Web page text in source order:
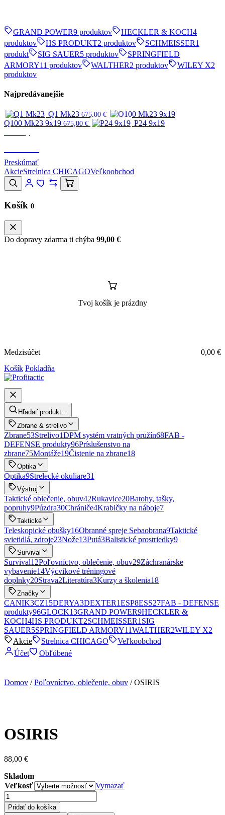
GRAND POWER9 produktov HECKLER & KOCH4
produktov
HS PRODUKT2 produktov SCHMEISSER1
produkt
SIG SAUER5 produktov
SPRINGFIELD
ARMORY11 produktov WALTHER2 produktov WILEY X2
produktov
Najpredávanejšie
Q1 Mk23 675,00 €
Q100 Mk23 9x19 675,00 €
P24 9x19
Preskúmať
AkcieStrelnica CHICAGOVeľkoobchod
Košík 0
Do dopravy zdarma ti chýba 99,00 €
Tvoj košík je prázdny
Medzisúčet 0,00 €
Košík Pokladňa
Hľadať produkt…
Zbrane & strelivo
Zbrane53Strelivo1DPM systém vratných pružín68FAB -
DEFENSE produkty96Príslušenstvo na
zbrane75Montáže19Čistenie na zbrane18
Optika
Optika9Strelecké okuliare31
Výstroj
Taktické oblečenie, obuv42Rukavice20Batohy, tašky,
popruhy9Púzdra30Chrániče4Krabičky na náboje7
Taktické
Teleskopické obušky16Obranné spreje Sebaobrana9Taktické
svietidlá, zdroje23Nože13Putá3Balistické prostriedky9
Survival
Survival12Poľovníctvo, oblečenie, obuv29Záchranárske
vybavenie14Výcvikové tréningové
doplnky20Strava2Literatúra3Kurzy a školenia18
Značky
CANIK3CZ15DERYA3DEXTER1ESP8ESS27FAB - DEFENSE
produkty96GLOCK13GRAND POWER9HECKLER &
KOCH4HS PRODUKT2SCHMEISSER1 SIG
SAUER5SPRINGFIELD ARMORY11WALTHER2WILEY X2
Akcie
Strelnica CHICAGO
Veľkoobchod
Účet
Obľúbené
Domov /Poľovníctvo, oblečenie, obuv / OSIRIS
OSIRIS
88,00 €
Skladom
Veľkosť
Vymazať
množstvo
OSIRIS
Pridať do košíka